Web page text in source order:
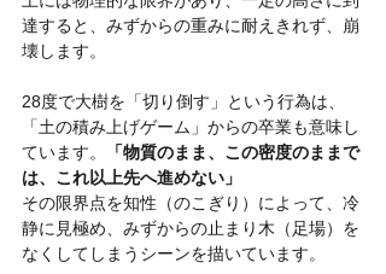
達すると、みずからの重みに耐えきれず、崩
壊します。
28度で大樹を「切り倒す」という行為は、
「土の積み上げゲーム」からの卒業も意味し
ています。
「物質のまま、この密度のままで
は、これ以上先へ進めない」
その限界点を知性（のこぎり）によって、冷
静に見極め、みずからの止まり木（足場）を
なくしてしまうシーンを描いています。